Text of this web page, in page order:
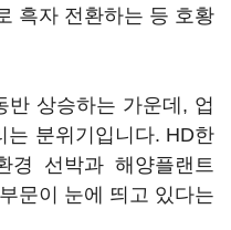
흑자 전환하는 등 호황
상승하는 가운데, 업
는 분위기입니다. HD한
경 선박과 해양플랜트
문이 눈에 띄고 있다는